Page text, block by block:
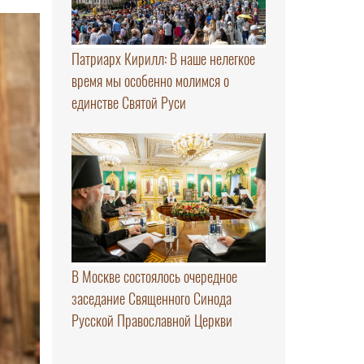
Патриарх Кирилл: В наше нелегкое
время мы особенно молимся о
единстве Святой Руси
В Москве состоялось очередное
заседание Священного Синода
Русской Православной Церкви